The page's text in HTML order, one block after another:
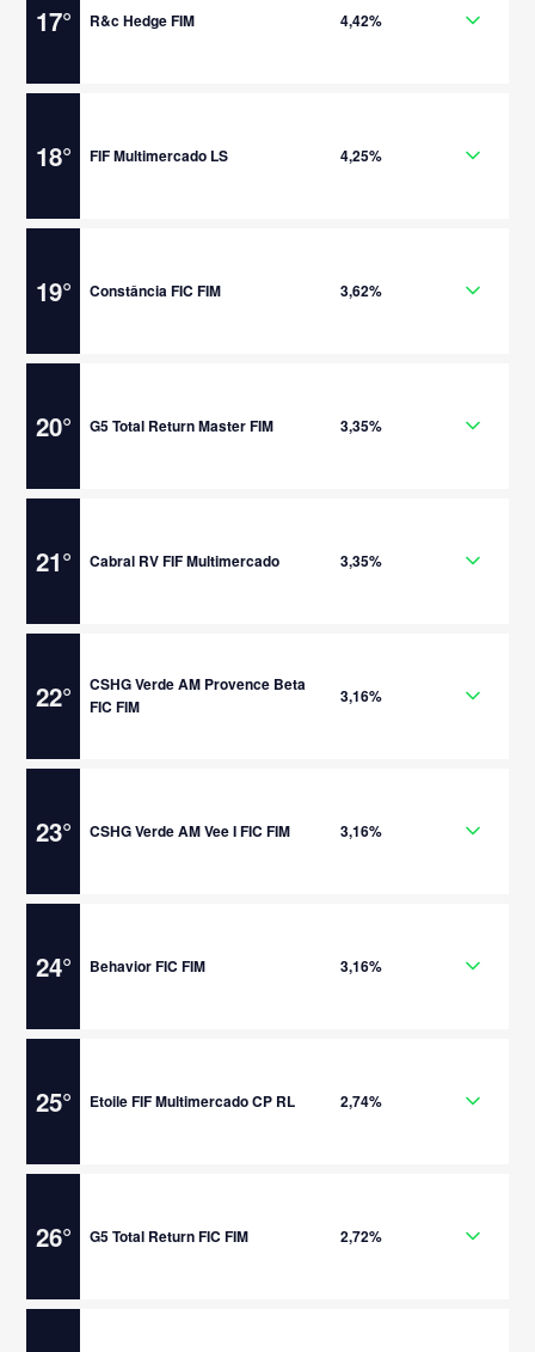
17° R&c Hedge FIM 4,42%
18° FIF Multimercado LS 4,25%
19° Constância FIC FIM 3,62%
20° G5 Total Return Master FIM 3,35%
21° Cabral RV FIF Multimercado 3,35%
22°
CSHG Verde AM Provence Beta
FIC FIM
3,16%
23° CSHG Verde AM Vee I FIC FIM 3,16%
24° Behavior FIC FIM 3,16%
25° Etoile FIF Multimercado CP RL 2,74%
26° G5 Total Return FIC FIM 2,72%